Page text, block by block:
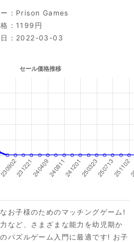
： Prison Games
1199円
：2022-03-03
お子様のためのマッチングゲーム!
など、さまざまな能力を幼児期か
パズルゲーム入門に最適です! お子